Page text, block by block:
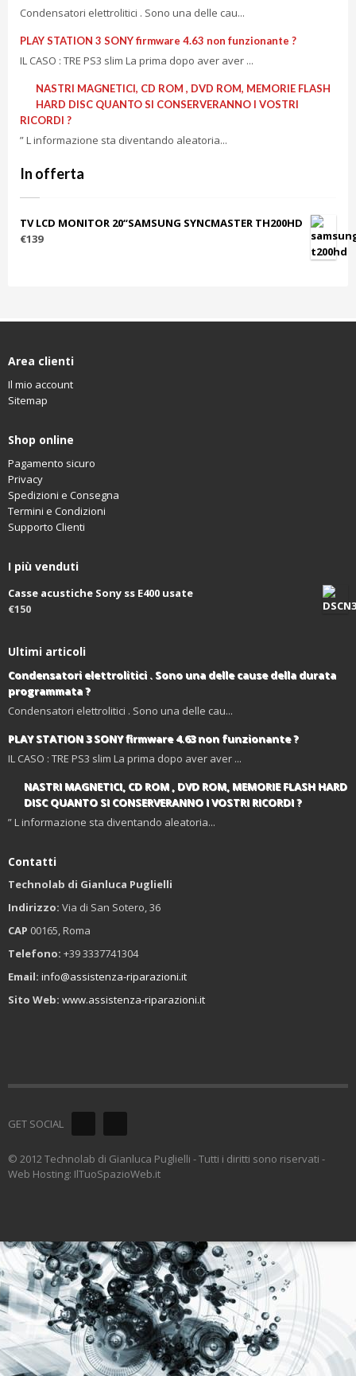
Condensatori elettrolitici . Sono una delle cau...
PLAY STATION 3 SONY firmware 4.63 non funzionante ?
IL CASO : TRE PS3 slim La prima dopo aver aver ...
NASTRI MAGNETICI, CD ROM , DVD ROM, MEMORIE FLASH
HARD DISC QUANTO SI CONSERVERANNO I VOSTRI
RICORDI ?
” L informazione sta diventando aleatoria...
In offerta
TV LCD MONITOR 20“SAMSUNG SYNCMASTER TH200HD
€139
Area clienti
Il mio account
Sitemap
Shop online
Pagamento sicuro
Privacy
Spedizioni e Consegna
Termini e Condizioni
Supporto Clienti
I più venduti
Casse acustiche Sony ss E400 usate
€150
Ultimi articoli
Condensatori elettrolitici . Sono una delle cause della durata
programmata ?
Condensatori elettrolitici . Sono una delle cau...
PLAY STATION 3 SONY firmware 4.63 non funzionante ?
IL CASO : TRE PS3 slim La prima dopo aver aver ...
NASTRI MAGNETICI, CD ROM , DVD ROM, MEMORIE FLASH HARD
DISC QUANTO SI CONSERVERANNO I VOSTRI RICORDI ?
” L informazione sta diventando aleatoria...
Contatti
Technolab di Gianluca Puglielli
Indirizzo: Via di San Sotero, 36
CAP 00165, Roma
Telefono: +39 3337741304
Email: info@assistenza-riparazioni.it
Sito Web: www.assistenza-riparazioni.it
GET SOCIAL
© 2012 Technolab di Gianluca Puglielli - Tutti i diritti sono riservati -
Web Hosting: IlTuoSpazioWeb.it